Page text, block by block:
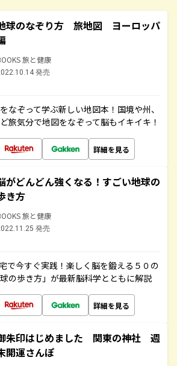
球のなぞり方 旅地図 ヨーロッパ
旅と健康
発売
なぞって学ぶ新しい地図本！国境や州、
旅気分で地図をなぞって脳もイキイキ！
詳細を見る
がどんどん強くなる！すごい地球の
き方
旅と健康
発売
で今すぐ実践！楽しく脳を鍛える５０の
の歩き方」が最新脳科学とともに解説
詳細を見る
朱印はじめました 関東の神社 週
開運さんぽ